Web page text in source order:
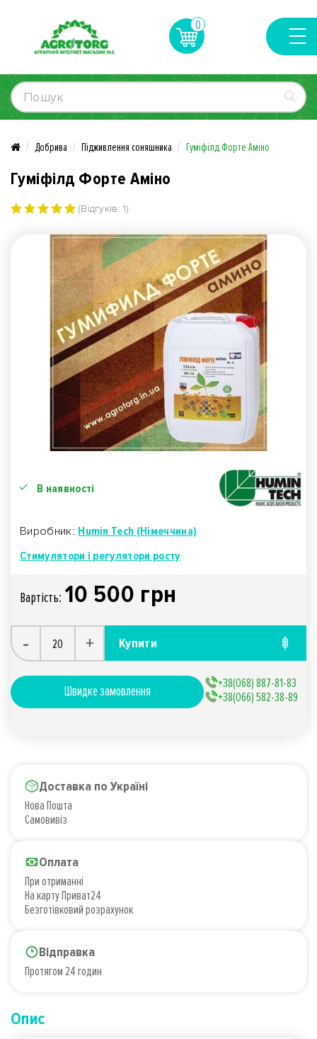
0
Добрива Підживлення соняшника Гуміфілд Форте Аміно
Гуміфілд Форте Аміно
(Відгуків: 1)
В наявності
Виробник: Humin Tech (Німеччина)
Стимулятори і регулятори росту
Вартiсть: 10 500 грн
- + Купити
Швидке замовлення
+38(068) 887-81-83
+38(066) 582-38-89
Доставка по Україні
Нова Пошта
Самовивіз
Оплата
При отриманні
На карту Приват24
Безготівковий розрахунок
Відправка
Протягом 24 годин
Опис